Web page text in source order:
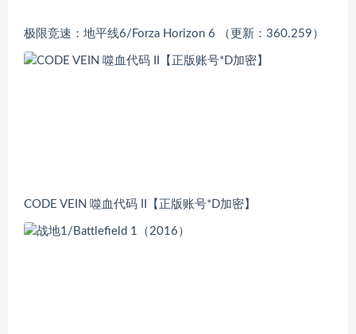
极限竞速：地平线6/Forza Horizon 6 （更新：360.259）
CODE VEIN 噬血代码 II【正版账号*D加密】